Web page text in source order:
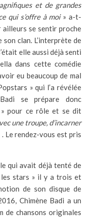
et de grandes
qui s’offre à moi» a-t-
se sentir proche
clan. L’interprète de
elle aussi déjà senti
dans cette comédie
eu beaucoup de mal
» qui l’a révélée
se prépare donc
pour ce rôle et se dit
une troupe, d’incarner
. Le rendez-vous est pris
qui avait déjà tenté de
stars » il y a trois et
de son disque de
Chimène Badi a un
de chansons originales